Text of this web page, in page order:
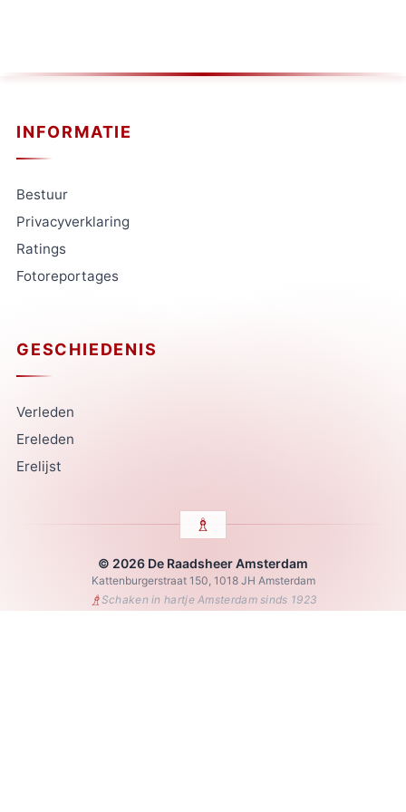
INFORMATIE
Bestuur
Privacyverklaring
Ratings
Fotoreportages
GESCHIEDENIS
Verleden
Ereleden
Erelijst
© 2026 De Raadsheer Amsterdam
Kattenburgerstraat 150, 1018 JH Amsterdam
♗Schaken in hartje Amsterdam sinds 1923